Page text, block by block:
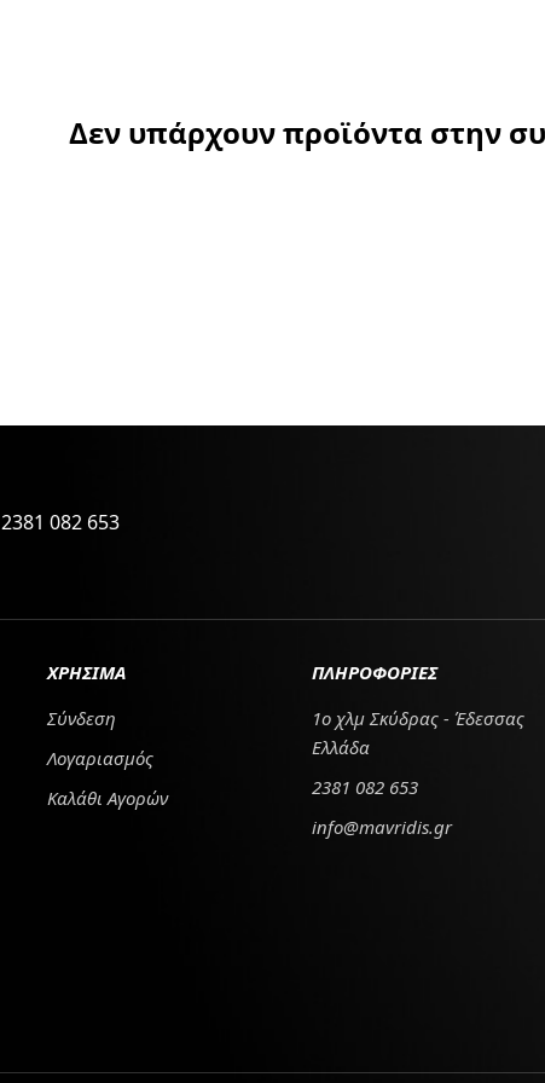
Δεν υπάρχουν προϊόντα στην
2381 082 653
ΧΡΗΣΙΜΑ
Σύνδεση
Λογαριασμός
Καλάθι Αγορών
ΠΛΗΡΟΦΟΡΙΕΣ
1ο χλμ Σκύδρας - Έδεσσας
Ελλάδα
2381 082 653
info@mavridis.gr